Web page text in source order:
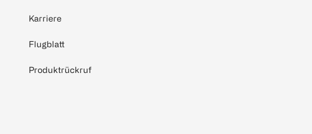
Karriere
Flugblatt
Produktrückruf